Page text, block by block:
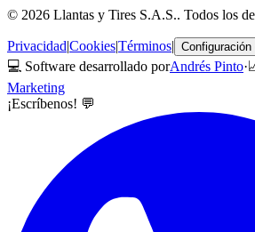
© 2026 Llantas y Tires S.A.S.. Todos los
Privacidad|Cookies|Términos| Configuración
💻 Software desarrollado porAndrés Pinto·
Marketing
¡Escríbenos! 💬